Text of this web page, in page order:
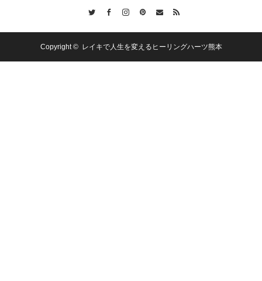
Copyright © レイキで人生を変えるヒーリングハーツ熊本